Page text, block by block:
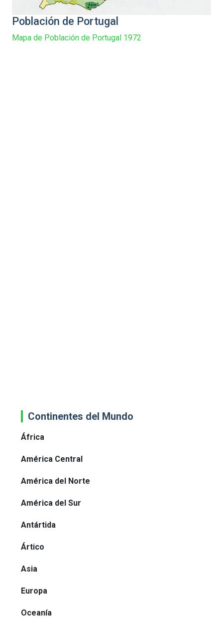
Población de Portugal
Mapa de Población de Portugal 1972
Continentes del Mundo
África
América Central
América del Norte
América del Sur
Antártida
Ártico
Asia
Europa
Oceanía